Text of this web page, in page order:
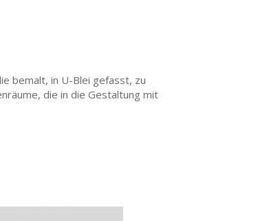
bemalt, in U-Blei gefasst, zu
die in die Gestaltung mit